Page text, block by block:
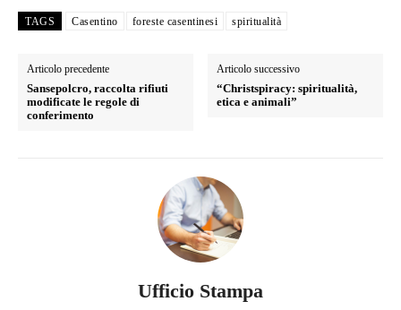
TAGS Casentino foreste casentinesi spiritualità
Articolo precedente
Sansepolcro, raccolta rifiuti
modificate le regole di
conferimento
Articolo successivo
“Christspiracy: spiritualità,
etica e animali”
Ufficio Stampa